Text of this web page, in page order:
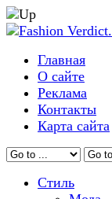
Главная
О сайте
Реклама
Контакты
Карта сайта
Стиль